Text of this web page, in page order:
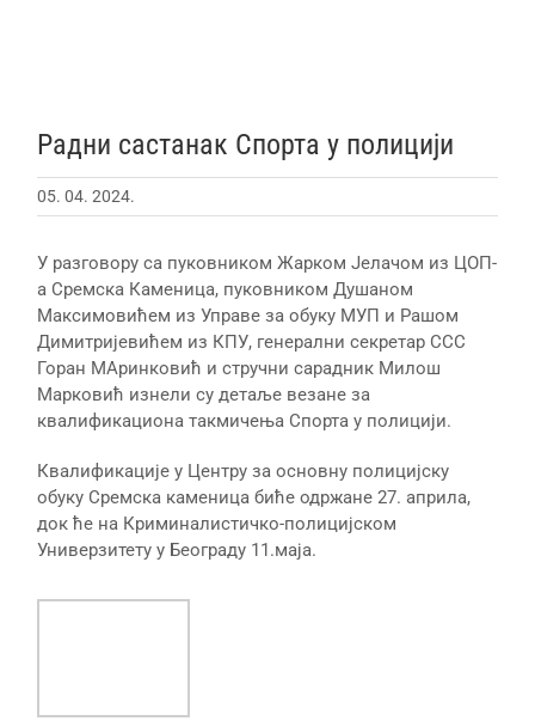
Радни састанак Спорта у полицији
05. 04. 2024.
У разговору са пуковником Жарком Јелачом из ЦОП-
а Сремска Каменица, пуковником Душаном
Максимовићем из Управе за обуку МУП и Рашом
Димитријевићем из КПУ, генерални секретар ССС
Горан МАринковић и стручни сарадник Милош
Марковић изнели су детаље везане за
квалификациона такмичења Спорта у полицији.
Квалификације у Центру за основну полицијску
обуку Сремска каменица биће одржане 27. априла,
док ће на Криминалистичко-полицијском
Универзитету у Београду 11.маја.